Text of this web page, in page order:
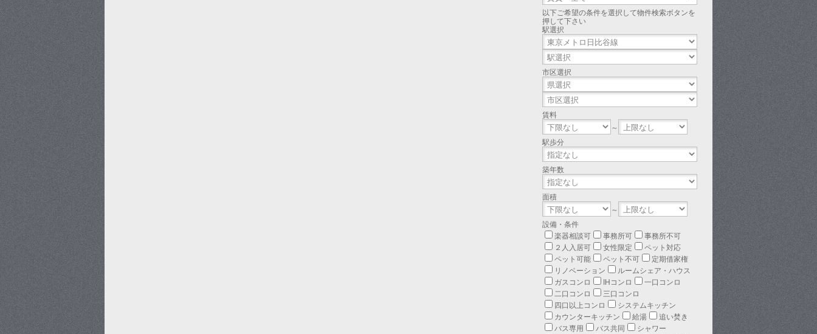
以下ご希望の条件を選択して物件検索ボタンを
押して下さい
駅選択
市区選択
賃料
～
駅歩分
築年数
面積
～
設備・条件
楽器相談可
事務所可
事務所不可
２人入居可
女性限定
ペット対応
ペット可能
ペット不可
定期借家権
リノベーション
ルームシェア・ハウス
ガスコンロ
IHコンロ
一口コンロ
二口コンロ
三口コンロ
四口以上コンロ
システムキッチン
カウンターキッチン
給湯
追い焚き
バス専用
バス共同
シャワー